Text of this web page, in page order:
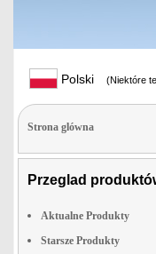
Polski (Niektóre
Strona glówna
Przeglad
Aktualne Produkty
Starsze Produkty